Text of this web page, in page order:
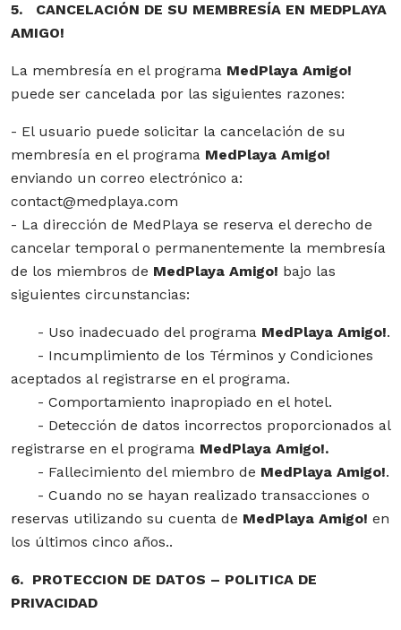
5. CANCELACIÓN DE SU MEMBRESÍA EN MEDPLAYA
AMIGO!
La membresía en el programa MedPlaya Amigo!
puede ser cancelada por las siguientes razones:
- El usuario puede solicitar la cancelación de su
membresía en el programa MedPlaya Amigo!
enviando un correo electrónico a:
contact@medplaya.com
- La dirección de MedPlaya se reserva el derecho de
cancelar temporal o permanentemente la membresía
de los miembros de MedPlaya Amigo! bajo las
siguientes circunstancias:
- Uso inadecuado del programa MedPlaya Amigo!.
- Incumplimiento de los Términos y Condiciones
aceptados al registrarse en el programa.
- Comportamiento inapropiado en el hotel.
- Detección de datos incorrectos proporcionados al
registrarse en el programa MedPlaya Amigo!.
- Fallecimiento del miembro de MedPlaya Amigo!.
- Cuando no se hayan realizado transacciones o
reservas utilizando su cuenta de MedPlaya Amigo! en
los últimos cinco años..
6. PROTECCION DE DATOS – POLITICA DE
PRIVACIDAD